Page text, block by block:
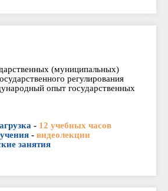
(муниципальных)
регулирования
опыт государственных
- 12 учебных часов
- видеолекции
занятия